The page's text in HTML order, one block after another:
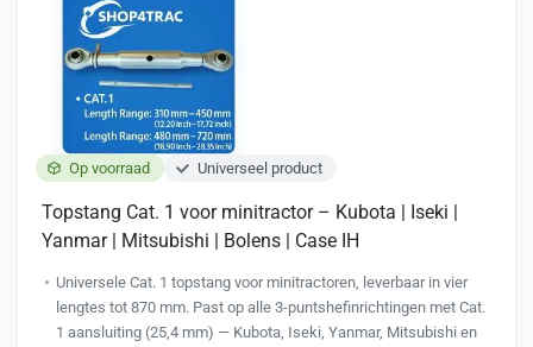
worden
productpagina
Op voorraad Universeel product
Topstang Cat. 1 voor minitractor – Kubota | Iseki |
Yanmar | Mitsubishi | Bolens | Case IH
Universele Cat. 1 topstang voor minitractoren, leverbaar in vier
lengtes tot 870 mm. Past op alle 3-puntshefinrichtingen met Cat.
1 aansluiting (25,4 mm) — Kubota, Iseki, Yanmar, Mitsubishi en